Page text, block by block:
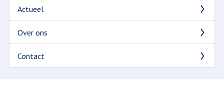
Actueel
Over ons
Contact